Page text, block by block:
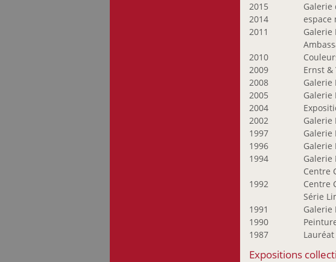
2015
2014
espace
2011
Galerie
2010
2009
Ernst &
2008
Galerie
2005
Galerie
2004
2002
Galerie
1997
Galerie
1996
Galerie
1994
Galerie
Centre
1992
Centre
Série
1991
Galerie
1990
1987
Expositions